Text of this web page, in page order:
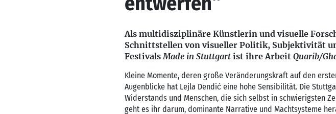
Als multidisziplinäre Künstlerin und visuelle
Schnittstellen von visueller Politik, Subjektivität
Festivals Made in Stuttgart ist ihre Arbeit Quarib/
Kleine Momente, deren große Veränderungskraft auf den
Augenblicke hat Lejla Dendić eine hohe Sensibilität. Die
Widerstands und Menschen, die sich selbst in schwierigsten
geht es ihr darum, dominante Narrative und Machtsysteme